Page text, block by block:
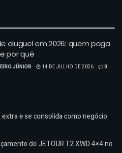
aluguel em 2026: quem paga
por quê
JÚNIOR 14 DE JULHO DE 2026 0
e se consolida como negócio
do JETOUR T2 XWD 4×4 no